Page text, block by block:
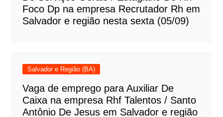
Foco Dp na empresa Recrutador Rh em
Salvador e região nesta sexta (05/09)
Salvador e Região (BA)
Vaga de emprego para Auxiliar De
Caixa na empresa Rhf Talentos / Santo
Antônio De Jesus em Salvador e região